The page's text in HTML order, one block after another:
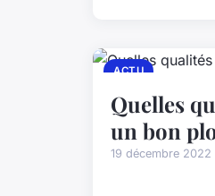
ACTU
Quelles
un bon
19 décembre 2022